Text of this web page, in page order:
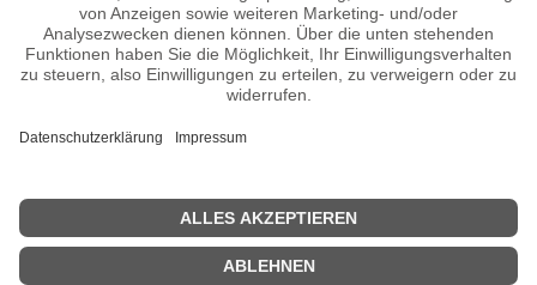
DDR Musik
Oldie-Charts
US-Charts
Single-Charts